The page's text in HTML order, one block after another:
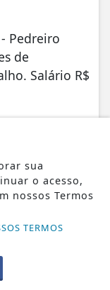
Pedreiro
de
Salário R$
- exige seis
de trabalho.
- exige seis
de trabalho.
- exige seis
de trabalho
sua
o acesso,
nossos Termos
TERMOS